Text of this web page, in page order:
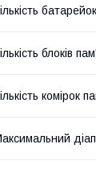
батарейок
блоків
комірок